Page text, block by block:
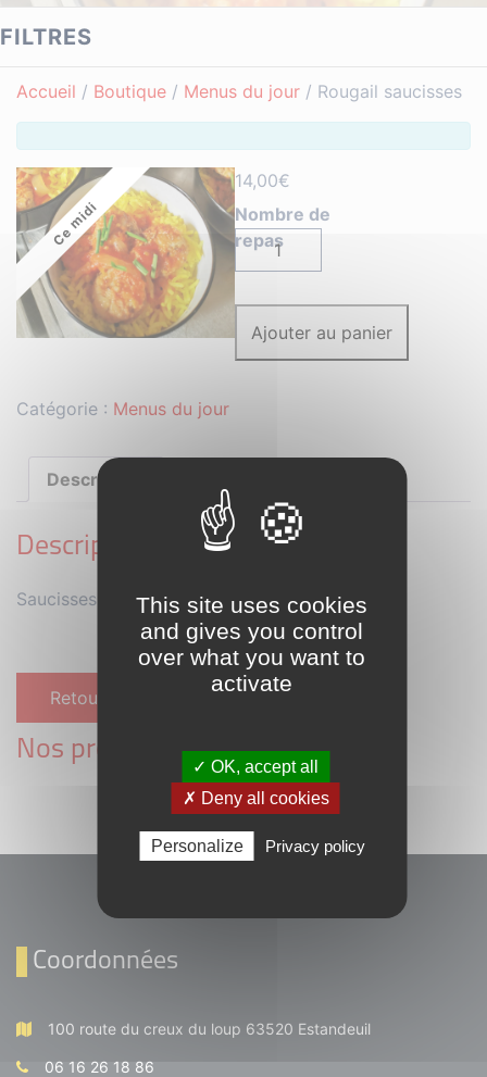
FILTRES
Accueil / Boutique / Menus du jour / Rougail saucisses
Ce midi
14,00€
quantité
de
Ajouter au panier
Catégorie : Menus du jour
Description
Description
Saucisses de porc fumées, oignon, tomates, riz
Retour à la liste des menu
Nos prochains menus :
Coordonnées
100 route du creux du loup 63520 Estandeuil
06 16 26 18 86
This site uses cookies
and gives you control
over what you want to
activate
✓ OK, accept all
✗ Deny all cookies
Personalize Privacy policy